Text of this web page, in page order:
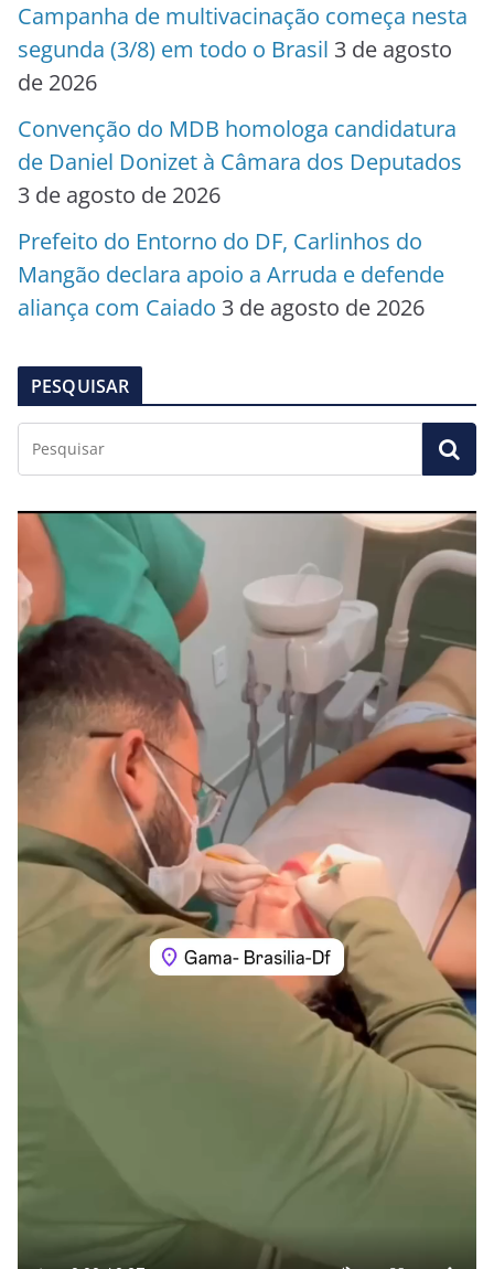
Campanha de multivacinação começa nesta
segunda (3/8) em todo o Brasil 3 de agosto
de 2026
Convenção do MDB homologa candidatura
de Daniel Donizet à Câmara dos Deputados
3 de agosto de 2026
Prefeito do Entorno do DF, Carlinhos do
Mangão declara apoio a Arruda e defende
aliança com Caiado 3 de agosto de 2026
PESQUISAR